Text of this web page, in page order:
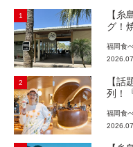
1
【糸
グ！
き】
福岡食
2
【話
列！
しみ
市博
福岡食